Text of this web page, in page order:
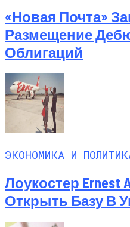
«Новая Почта»
Размещение
Облигаций
ЭКОНОМИКА И
Лоукостер Ernest
Открыть Базу В